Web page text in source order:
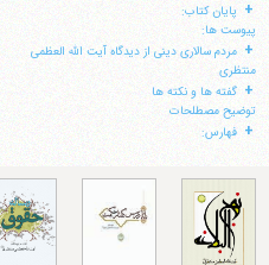
+ پایان کتاب:
پیوست ها:
+ مردم سالاری دینی از دیدگاه آیت الله العظمی
منتظری
+ گفته ها و نکته ها
توضیح مصطلحات
+ فهارس: